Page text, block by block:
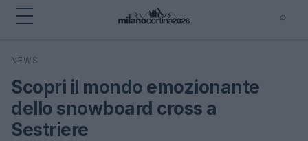
⌕
Cerca
NEWS
Scopri il mondo emozionante
dello snowboard cross a
Sestriere